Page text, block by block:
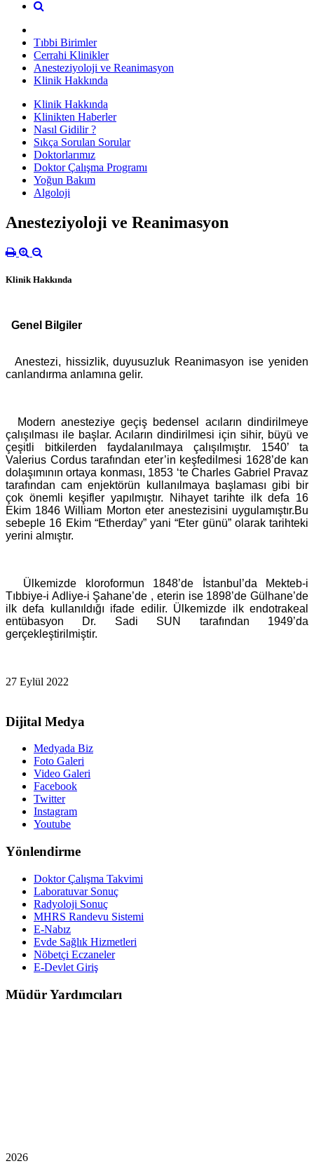
Tıbbi Birimler
Cerrahi Klinikler
Anesteziyoloji ve Reanimasyon
Klinik Hakkında
Klinik Hakkında
Klinikten Haberler
Nasıl Gidilir ?
Sıkça Sorulan Sorular
Doktorlarımız
Doktor Çalışma Programı
Yoğun Bakım
Algoloji
Anesteziyoloji ve Reanimasyon
Klinik Hakkında
Genel Bilgiler
Anestezi, hissizlik, duyusuzluk Reanimasyon ise yeniden
canlandırma anlamına gelir.
Modern anesteziye geçiş bedensel acıların dindirilmeye
çalışılması ile başlar. Acıların dindirilmesi için sihir, büyü ve
çeşitli bitkilerden faydalanılmaya çalışılmıştır. 1540’ ta
Valerius Cordus tarafından eter’in keşfedilmesi 1628’de kan
dolaşımının ortaya konması, 1853 ‘te Charles Gabriel Pravaz
tarafından cam enjektörün kullanılmaya başlaması gibi bir
çok önemli keşifler yapılmıştır. Nihayet tarihte ilk defa 16
Ekim 1846 William Morton eter anestezisini uygulamıştır.Bu
sebeple 16 Ekim “Etherday” yani “Eter günü” olarak tarihteki
yerini almıştır.
Ülkemizde kloroformun 1848’de İstanbul’da Mekteb-i
Tıbbiye-i Adliye-i Şahane’de , eterin ise 1898’de Gülhane’de
ilk defa kullanıldığı ifade edilir. Ülkemizde ilk endotrakeal
entübasyon Dr. Sadi SUN tarafından 1949’da
gerçekleştirilmiştir.
27 Eylül 2022
Dijital Medya
Medyada Biz
Foto Galeri
Video Galeri
Facebook
Twitter
Instagram
Youtube
Yönlendirme
Doktor Çalışma Takvimi
Laboratuvar Sonuç
Radyoloji Sonuç
MHRS Randevu Sistemi
E-Nabız
Evde Sağlık Hizmetleri
Nöbetçi Eczaneler
E-Devlet Giriş
Müdür Yardımcıları
2026